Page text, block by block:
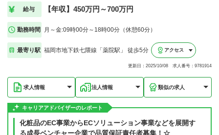
給与 【年収】450万円～700万円
勤務時間 月～金:09時00分～18時00分（休憩60分）
最寄り駅 福岡市地下鉄七隈線「薬院駅」 徒歩5分 アクセス
更新日：2025/10/08 求人番号：9781914
求人情報 法人情報 類似の求人
キャリアアドバイザーのレポート
化粧品のEC事業からECソリューション事業などを展開す
る成長ベンチャー企業で品質保証責任者募集！☆